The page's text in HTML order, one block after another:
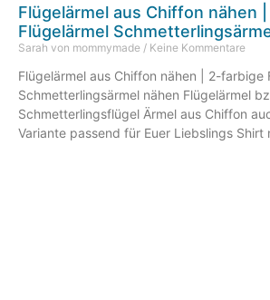
Flügelärmel aus Chiffon nähen
Flügelärmel
Sarah von mommymade Keine Kommentare
Flügelärmel aus Chiffon nähen | 2-farbige
Schmetterlingsärmel nähen Flügelärmel
Schmetterlingsflügel Ärmel aus Chiffon
Variante passend für Euer Liebslings Shirt